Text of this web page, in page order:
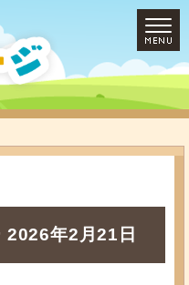
2026年2月21日